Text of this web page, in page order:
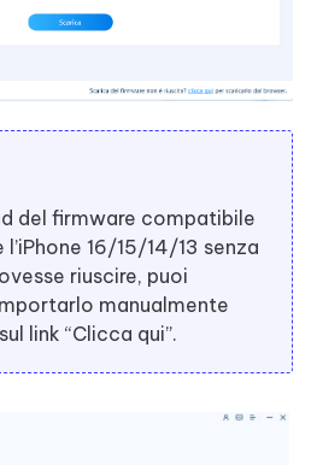
del firmware compatibile
16/15/14/13 senza
riuscire, puoi
manualmente
link “Clicca qui”.